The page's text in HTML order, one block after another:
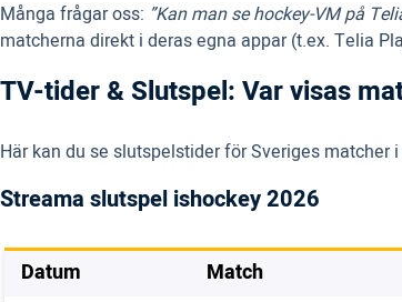
Många frågar oss: ”Kan man se hockey-VM på
matcherna direkt i deras egna appar (t.ex. Telia
TV-tider & Slutspel: Var visas
Här kan du se slutspelstider för Sveriges
Streama slutspel ishockey 2026
Datum Match